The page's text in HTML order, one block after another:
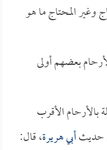
وغير المحتاج ما هو
بعضهم أولى
بالأرحام الأقرب
حديثأبي هريرة، قال: